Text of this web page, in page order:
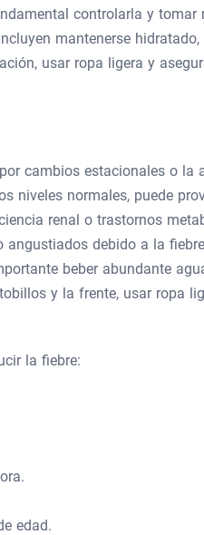
controlarla y tomar
mantenerse
usar ropa ligera y
cambios estacionales o la
niveles normales, puede
renal o trastornos
angustiados debido a la
beber abundante
y la frente, usar ropa
la fiebre:
edad.